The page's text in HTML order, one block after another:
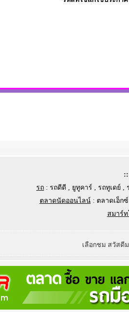
รถ : รถดีดี ยูทูคาร์ รถทูเดย์
ตลาดนัดออนไลน์: ตลาดเอ็กซ์
สมาร์
เลือกชม สวัสดี